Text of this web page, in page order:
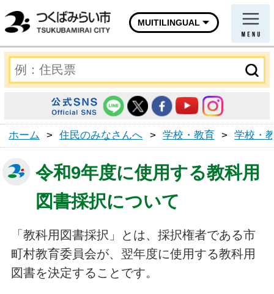
MUITILINGUAL
ホーム > 住民のみなさんへ > 学校・教育 > 学校・
令和9年度に使用する教科用
図書採択について
「教科用図書採択」とは、採択権者である市
町村教育委員会が、翌年度に使用する教科用
図書を決定することです。